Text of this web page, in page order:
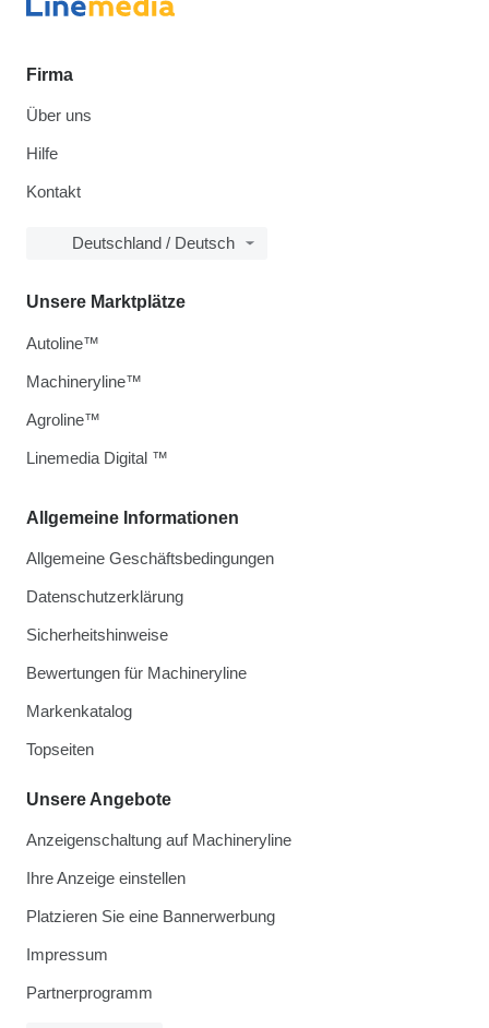
Firma
Über uns
Hilfe
Kontakt
Deutschland / Deutsch
Allgemeine Informationen
Allgemeine Geschäftsbedingungen
Datenschutzerklärung
Sicherheitshinweise
Bewertungen für Machineryline
Markenkatalog
Topseiten
Unsere Angebote
Anzeigenschaltung auf Machineryline
Ihre Anzeige einstellen
Platzieren Sie eine Bannerwerbung
Impressum
Partnerprogramm
Unsere Marktplätze
Autoline™
Machineryline™
Agroline™
Linemedia Digital ™